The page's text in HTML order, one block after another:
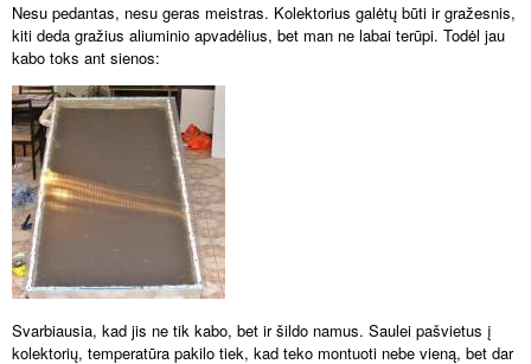
Nesu pedantas, nesu geras meistras. Kolektorius galėtų būti ir gražesnis,
kiti deda gražius aliuminio apvadėlius, bet man ne labai terūpi. Todėl jau
kabo toks ant sienos:
Svarbiausia, kad jis ne tik kabo, bet ir šildo namus. Saulei pašvietus į
kolektorių, temperatūra pakilo tiek, kad teko montuoti nebe vieną, bet dar